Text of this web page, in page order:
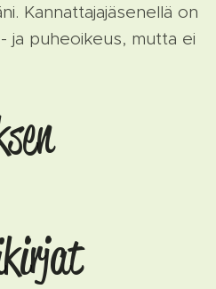
Kannattajajäsenellä on
ja puheoikeus, mutta ei